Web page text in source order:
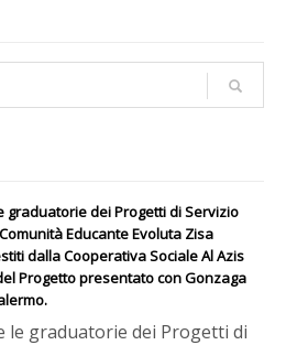
graduatorie dei Progetti di Servizio
Educante Evoluta Zisa
dalla Cooperativa Sociale Al Azis
Progetto presentato con Gonzaga
le graduatorie dei Progetti di